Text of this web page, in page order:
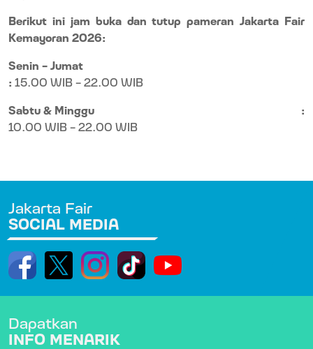
Berikut ini jam buka dan tutup pameran Jakarta Fair
Kemayoran 2026:
Senin – Jumat
: 15.00 WIB – 22.00 WIB
Sabtu & Minggu
:
10.00 WIB – 22.00 WIB
Jakarta Fair
SOCIAL MEDIA
Dapatkan
INFO MENARIK